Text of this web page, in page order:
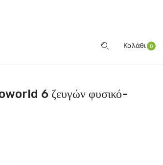
Καλάθι 0
6 ζευγών φυσικό-